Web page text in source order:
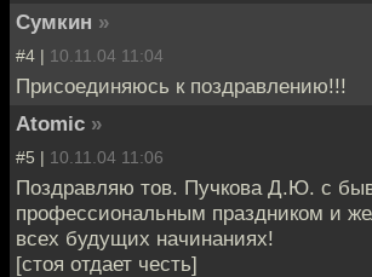
Сумкин »
#4 | 10.11.04 11:04
Присоединяюсь к поздравлению!!!
Atomic »
#5 | 10.11.04 11:06
Поздравляю тов. Пучкова Д.Ю. с
профессиональным праздником и
всех будущих начинаниях!
[стоя отдает честь]